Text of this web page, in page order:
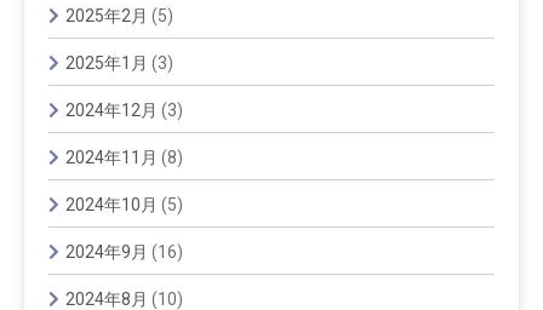
2025年2月 (5)
2025年1月 (3)
2024年12月 (3)
2024年11月 (8)
2024年10月 (5)
2024年9月 (16)
2024年8月 (10)